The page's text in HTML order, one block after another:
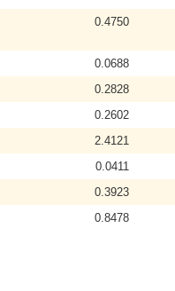
0.4750
0.0688
0.2828
0.2602
2.4121
0.0411
0.3923
0.8478